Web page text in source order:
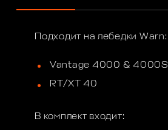
Подходит на лебедки Warn:
Vantage 4000 & 4000S
RT/XT 40
В комплект входит: